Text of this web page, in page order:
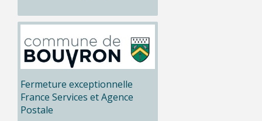
Fermeture exceptionnelle
France Services et Agence
Postale